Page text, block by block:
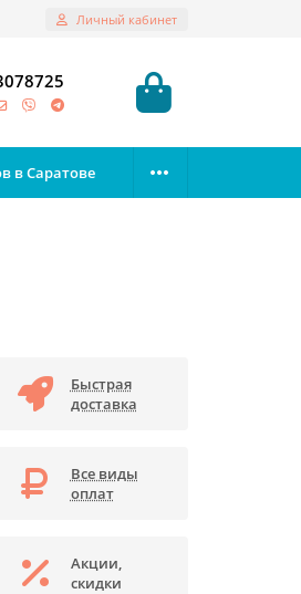
Личный кабинет
в Саратове
Быстрая
доставка
Все виды
оплат
Акции,
скидки